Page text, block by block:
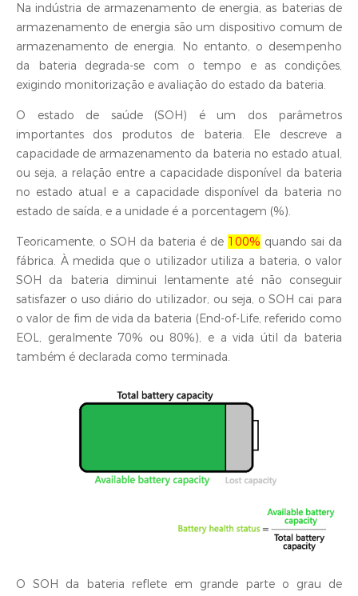
Na indústria de armazenamento de energia, as baterias de
armazenamento de energia são um dispositivo comum de
armazenamento de energia. No entanto, o desempenho
da bateria degrada-se com o tempo e as condições,
exigindo monitorização e avaliação do estado da bateria.
O estado de saúde (SOH) é um dos parâmetros
importantes dos produtos de bateria. Ele descreve a
capacidade de armazenamento da bateria no estado atual,
ou seja, a relação entre a capacidade disponível da bateria
no estado atual e a capacidade disponível da bateria no
estado de saída, e a unidade é a porcentagem (%).
Teoricamente, o SOH da bateria é de 100% quando sai da
fábrica. À medida que o utilizador utiliza a bateria, o valor
SOH da bateria diminui lentamente até não conseguir
satisfazer o uso diário do utilizador, ou seja, o SOH cai para
o valor de fim de vida da bateria (End-of-Life, referido como
EOL, geralmente 70% ou 80%), e a vida útil da bateria
também é declarada como terminada.
O SOH da bateria reflete em grande parte o grau de